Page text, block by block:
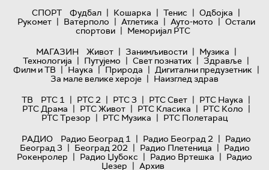
СПОРТ
Фудбал | Кошарка | Тенис | Одбојка |
Рукомет | Ватерполо | Атлетика | Ауто-мото | Остали
спортови | Меморијал РТС
МАГАЗИН
Живот | Занимљивости | Музика |
Технологијa | Путујемо | Свет познатих | Здравље |
Филм и ТВ | Наука | Природа | Дигитални предузетник |
За мале велике хероје | Наизглед здрав
ТВ
РТС 1 | РТС 2 | РТС 3 | РТС Свет | РТС Наука |
РТС Драма | РТС Живот | РТС Класика | РТС Коло |
РТС Трезор | РТС Музика | РТС Полетарац
РАДИО
Радио Београд 1 | Радио Београд 2 | Радио
Београд 3 | Београд 202 | Радио Плетеница | Радио
Рокенролер | Радио Џубокс | Радио Вртешка | Радио
Џезер | Архив